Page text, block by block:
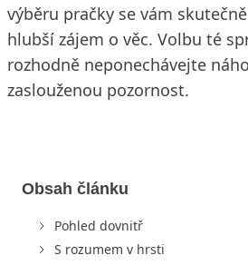
výběru pračky se vám
hlubší zájem o věc. Volbu té
rozhodně neponechávejte
zaslouženou pozornost.
Obsah článku
Pohled dovnitř
S rozumem v hrsti